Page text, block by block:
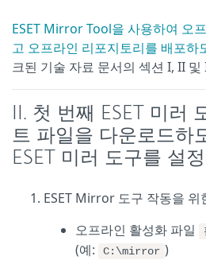
ESET Mirror Tool을 사용하여 오
고 오프라인 리포지토리를 배포하
크된 기술 자료 문서의 섹션 I, II
II. 첫 번째 ESET 미러
트 파일을 다운로드하
ESET 미러 도구를 설
ESET Mirror 도구 작동을 위
오프라인 활성화 파일
(예:
C:\mirror )